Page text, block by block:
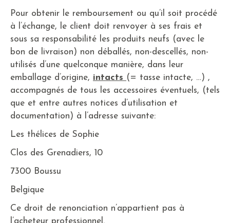
Pour obtenir le remboursement ou qu’il soit procédé
à l’échange, le client doit renvoyer à ses frais et
sous sa responsabilité les produits neufs (avec le
bon de livraison) non déballés, non-descellés, non-
utilisés d’une quelconque manière, dans leur
emballage d’origine, intacts (= tasse intacte, …) ,
accompagnés de tous les accessoires éventuels, (tels
que et entre autres notices d’utilisation et
documentation) à l’adresse suivante:
Les thélices de Sophie
Clos des Grenadiers, 10
7300 Boussu
Belgique
Ce droit de renonciation n’appartient pas à
l’acheteur professionnel.